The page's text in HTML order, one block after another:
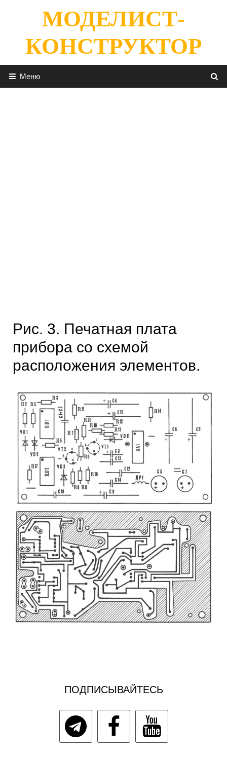
содержимомуМОДЕЛИСТ-
КОНСТРУКТОР
Меню
Рис. 3. Печатная плата
прибора со схемой
расположения элементов.
ПОДПИСЫВАЙТЕСЬ